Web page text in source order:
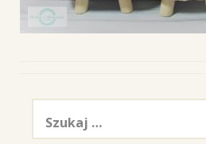
Szukaj: